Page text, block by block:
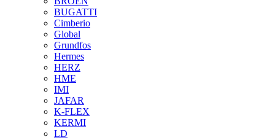
BUGATTI
Cimberio
Global
Grundfos
Hermes
HERZ
HME
IMI
JAFAR
K-FLEX
KERMI
LD